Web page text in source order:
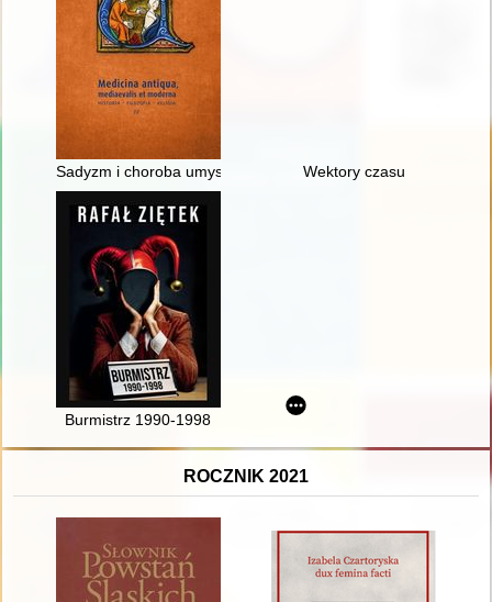
Sadyzm i choroba umysłowa w środowisku magnackim
Wektory czasu
Burmistrz 1990-1998
ROCZNIK 2021